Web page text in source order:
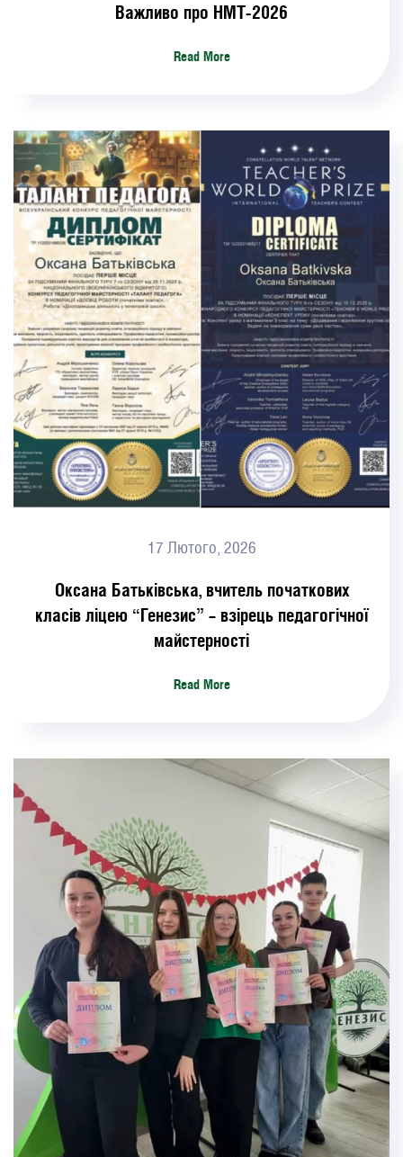
Важливо про НМТ-2026
Read More
17 Лютого, 2026
Оксана Батьківська, вчитель початкових
класів ліцею “Генезис” – взірець педагогічної
майстерності
Read More